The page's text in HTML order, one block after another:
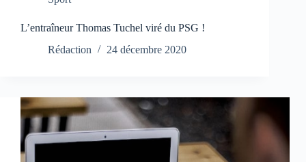
L’entraîneur Thomas Tuchel viré du PSG !
Rédaction
24 décembre 2020